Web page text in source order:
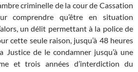
criminelle de la cour de Cassation
comprendre qu’être en situation
un délit permettant à la police de
cette seule raison, jusqu’à 48 heures
Justice de le condamner jusqu’à une
et trois années d’interdiction du